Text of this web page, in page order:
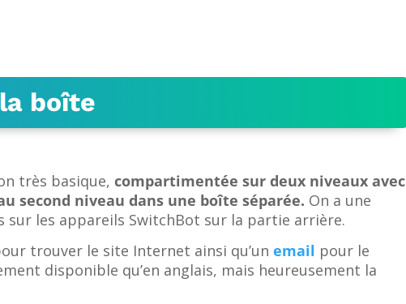
boîte
très basique, compartimentée sur deux niveaux avec
second niveau dans une boîte séparée. On a une
les appareils SwitchBot sur la partie arrière.
trouver le site Internet ainsi qu’unemail pour le
disponible qu’en anglais, mais heureusement la